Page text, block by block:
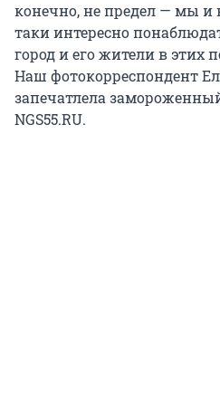
конечно, не предел — мы и
таки интересно
город и его жители в этих
Наш фотокорреспондент
запечатлела
NGS55.RU.